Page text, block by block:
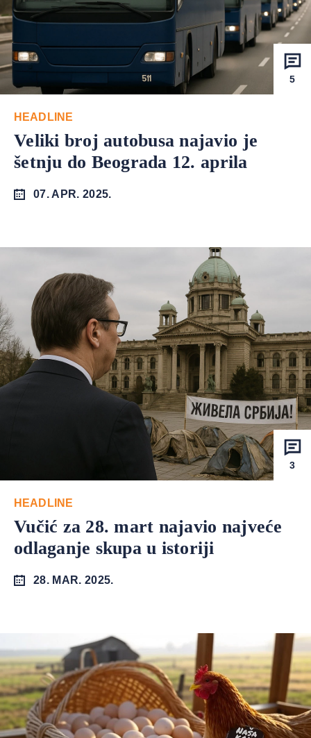
5
HEADLINE
Veliki broj autobusa najavio je
šetnju do Beograda 12. aprila
07. APR. 2025.
3
HEADLINE
Vučić za 28. mart najavio najveće
odlaganje skupa u istoriji
28. MAR. 2025.